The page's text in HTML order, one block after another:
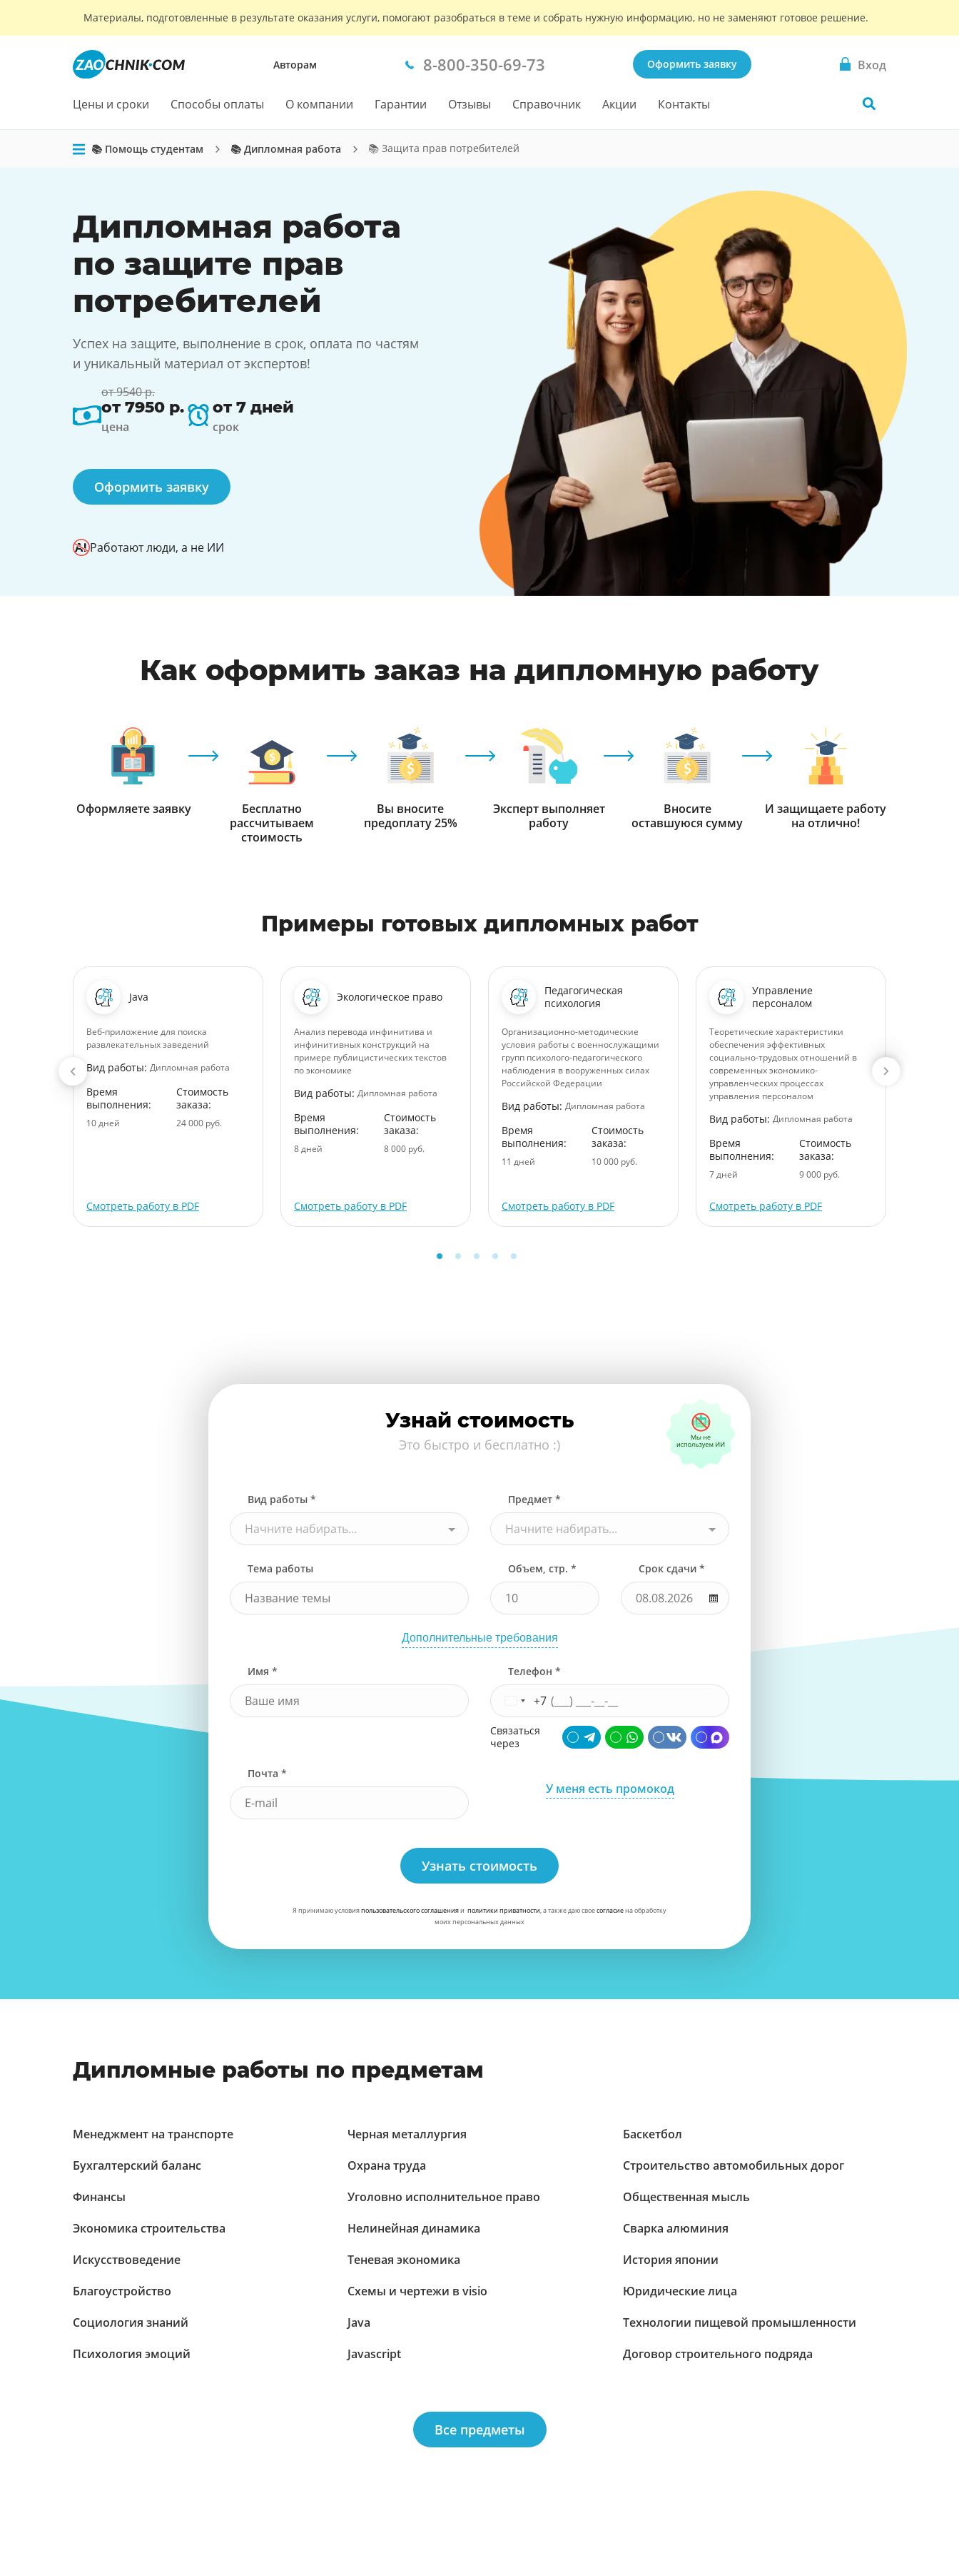
Материалы, подготовленные в результате оказания услуги, помогают разобраться в теме и собрать нужную информацию, но не заменяют готовое решение.
Авторам 8-800-350-69-73 Оформить заявку Вход
Цены и сроки Способы оплаты О компании Гарантии Отзывы Справочник Акции Контакты
📚 Помощь студентам 📚 Дипломная работа 📚 Защита прав потребителей
Дипломная работа
по защите прав
потребителей
Успех на защите, выполнение в срок, оплата по частям
и уникальный материал от экспертов!
от 9540 р.
от 7950 р.
цена
от 7 дней
срок
Оформить заявку
Работают люди, а не ИИ
Как оформить заказ на дипломную работу
Оформляете заявку
Бесплатно
рассчитываем
стоимость
Вы вносите
предоплату 25%
Эксперт выполняет
работу
Вносите
оставшуюся сумму
И защищаете работу
на отлично!
Примеры готовых дипломных работ
Java
Веб-приложение для поиска
развлекательных заведений
Вид работы: Дипломная работа
Время
выполнения:
10 дней
Стоимость
заказа:
24 000 руб.
Смотреть работу в PDF
Экологическое право
Анализ перевода инфинитива и
инфинитивных конструкций на
примере публицистических текстов
по экономике
Вид работы: Дипломная работа
Время
выполнения:
8 дней
Стоимость
заказа:
8 000 руб.
Смотреть работу в PDF
Педагогическая
психология
Организационно-методические
условия работы с военнослужащими
групп психолого-педагогического
наблюдения в вооруженных силах
Российской Федерации
Вид работы: Дипломная работа
Время
выполнения:
11 дней
Стоимость
заказа:
10 000 руб.
Смотреть работу в PDF
Управление
персоналом
Теоретические характеристики
обеспечения эффективных
социально-трудовых отношений в
современных экономико-
управленческих процессах
управления персоналом
Вид работы: Дипломная работа
Время
выполнения:
7 дней
Стоимость
заказа:
9 000 руб.
Смотреть работу в PDF
Узнай стоимость
Это быстро и бесплатно :)
Вид работы *
Начните набирать...
Предмет *
Начните набирать...
Тема работы Объем, стр. * Срок сдачи *
Дополнительные требования
Имя * Телефон *
+7
Связаться
через
Почта *
У меня есть промокод
Узнать стоимость
Я принимаю условияпользовательского соглашенияи политики приватности, а также даю своесогласиена обработку
моих персональных данных
Дипломные работы по предметам
Менеджмент на транспорте
Бухгалтерский баланс
Финансы
Экономика строительства
Искусствоведение
Благоустройство
Социология знаний
Психология эмоций
Черная металлургия
Охрана труда
Уголовно исполнительное право
Нелинейная динамика
Теневая экономика
Схемы и чертежи в visio
Java
Javascript
Баскетбол
Строительство автомобильных дорог
Общественная мысль
Сварка алюминия
История японии
Юридические лица
Технологии пищевой промышленности
Договор строительного подряда
Все предметы